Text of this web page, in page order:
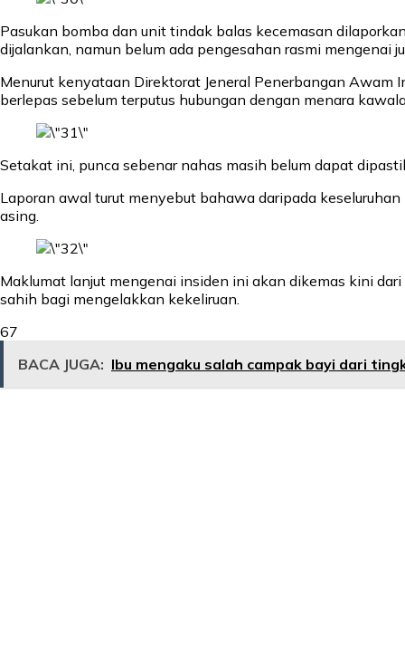
Pasukan bomba dan unit tindak balas kecemasan
dijalankan, namun belum ada pengesahan rasmi mengenai
Menurut kenyataan Direktorat Jeneral Penerbangan Awam
berlepas sebelum terputus hubungan dengan menara
Setakat ini, punca sebenar nahas masih belum dapat
Laporan awal turut menyebut bahawa daripada
asing.
Maklumat lanjut mengenai insiden ini akan dikemas kini
sahih bagi mengelakkan kekeliruan.
67
BACA JUGA: Ibu mengaku salah campak bayi dari